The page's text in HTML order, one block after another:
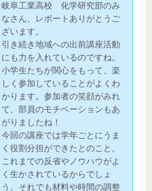
岐阜工業高校 化学研究部のみ
なさん、レポートありがとうご
ざいます。
引き続き地域への出前講座活動
にも力を入れているのですね。
小学生たちが関心をもって、楽
しく参加していることがよくわ
かります。参加者の笑顔がみれ
て、部員のモチベーションもあ
がりましたね！
今回の講座では学年ごとにうま
く役割分担ができたとのこと。
これまでの反省やノウハウがよ
く生かされているからでしょ
う。それでも材料や時間の調整